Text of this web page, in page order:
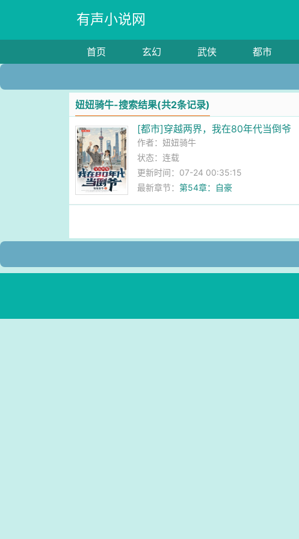
有声小说网
首页 玄幻 武侠 都市
妞妞骑牛-搜索结果(共2条记录)
[都市]穿越两界，我在80年代当倒爷
作者：妞妞骑牛
状态：连载
更新时间：07-24 00:35:15
最新章节：第54章：自豪